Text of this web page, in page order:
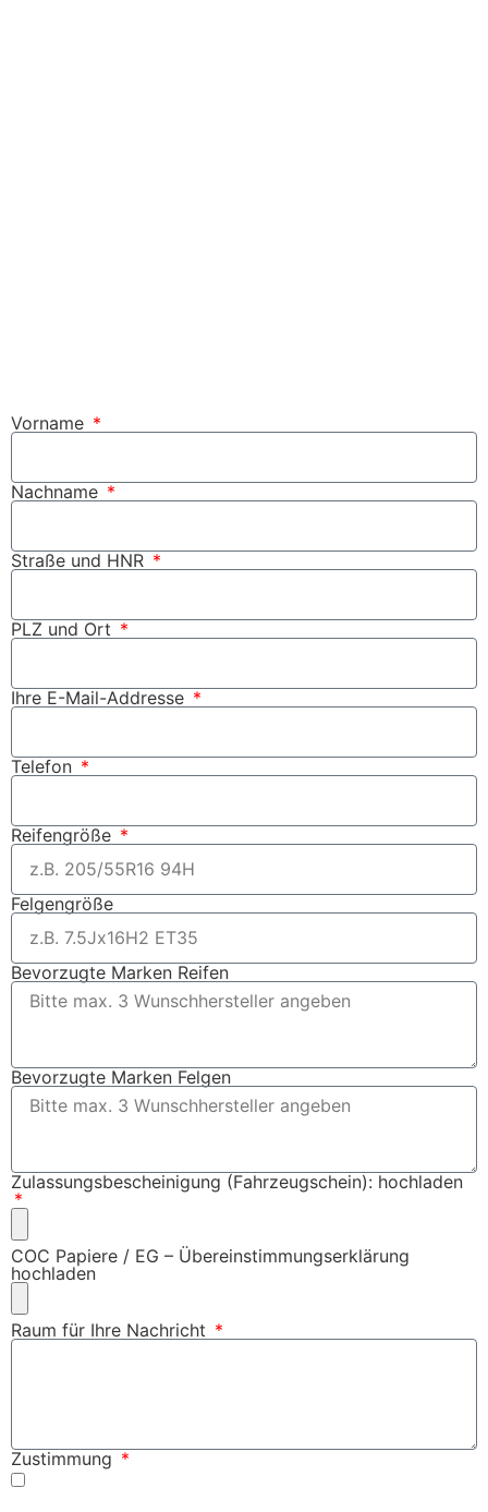
Vorname
Nachname
Straße und HNR
PLZ und Ort
Ihre E-Mail-Addresse
Telefon
Reifengröße
Felgengröße
Bevorzugte Marken Reifen
Bevorzugte Marken Felgen
Zulassungsbescheinigung (Fahrzeugschein): hochladen
COC Papiere / EG – Übereinstimmungserklärung
hochladen
Raum für Ihre Nachricht
Zustimmung